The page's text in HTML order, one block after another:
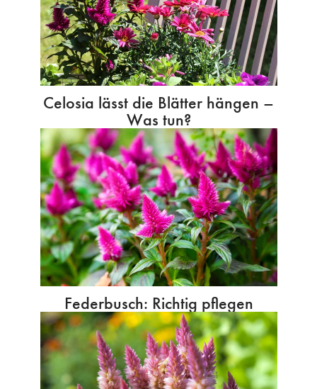
Celosia lässt die Blätter hängen –
Was tun?
Federbusch: Richtig pflegen